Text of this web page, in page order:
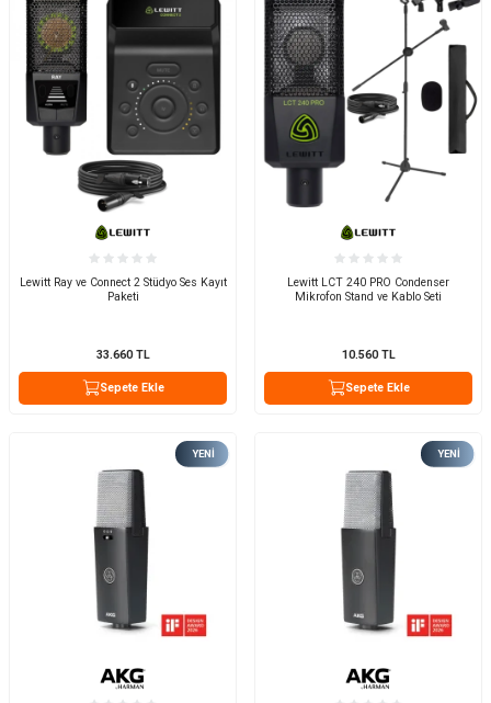
Lewitt Ray ve Connect 2 Stüdyo Ses Kayıt
Paketi
33.660TL
Sepete Ekle
Lewitt LCT 240 PRO Condenser
Mikrofon Stand ve Kablo Seti
10.560TL
Sepete Ekle
YENI YENI